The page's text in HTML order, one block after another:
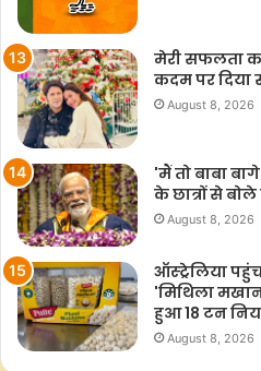
मेरी सफलता
कदम पर दिया
August 8, 2026
'मैं तो बाबा
के छात्रों से
August 8, 2026
ऑस्ट्रेलिया
'मिथिला
हुआ 18 टन
August 8, 2026